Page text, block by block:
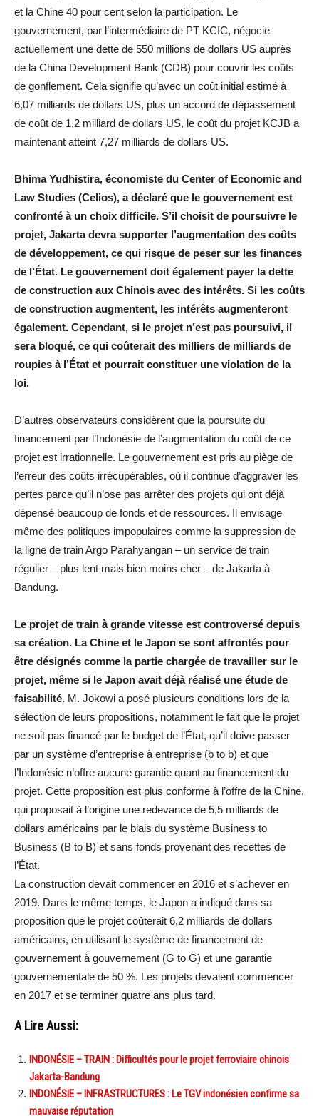
et la Chine 40 pour cent selon la participation. Le
gouvernement, par l’intermédiaire de PT KCIC, négocie
actuellement une dette de 550 millions de dollars US auprès
de la China Development Bank (CDB) pour couvrir les coûts
de gonflement. Cela signifie qu’avec un coût initial estimé à
6,07 milliards de dollars US, plus un accord de dépassement
de coût de 1,2 milliard de dollars US, le coût du projet KCJB a
maintenant atteint 7,27 milliards de dollars US.
Bhima Yudhistira, économiste du Center of Economic and
Law Studies (Celios), a déclaré que le gouvernement est
confronté à un choix difficile. S’il choisit de poursuivre le
projet, Jakarta devra supporter l’augmentation des coûts
de développement, ce qui risque de peser sur les finances
de l’État. Le gouvernement doit également payer la dette
de construction aux Chinois avec des intérêts. Si les coûts
de construction augmentent, les intérêts augmenteront
également. Cependant, si le projet n’est pas poursuivi, il
sera bloqué, ce qui coûterait des milliers de milliards de
roupies à l’État et pourrait constituer une violation de la
loi.
D’autres observateurs considèrent que la poursuite du
financement par l’Indonésie de l’augmentation du coût de ce
projet est irrationnelle. Le gouvernement est pris au piège de
l’erreur des coûts irrécupérables, où il continue d’aggraver les
pertes parce qu’il n’ose pas arrêter des projets qui ont déjà
dépensé beaucoup de fonds et de ressources. Il envisage
même des politiques impopulaires comme la suppression de
la ligne de train Argo Parahyangan – un service de train
régulier – plus lent mais bien moins cher – de Jakarta à
Bandung.
Le projet de train à grande vitesse est controversé depuis
sa création. La Chine et le Japon se sont affrontés pour
être désignés comme la partie chargée de travailler sur le
projet, même si le Japon avait déjà réalisé une étude de
faisabilité. M. Jokowi a posé plusieurs conditions lors de la
sélection de leurs propositions, notamment le fait que le projet
ne soit pas financé par le budget de l’État, qu’il doive passer
par un système d’entreprise à entreprise (b to b) et que
l’Indonésie n’offre aucune garantie quant au financement du
projet. Cette proposition est plus conforme à l’offre de la Chine,
qui proposait à l’origine une redevance de 5,5 milliards de
dollars américains par le biais du système Business to
Business (B to B) et sans fonds provenant des recettes de
l’État.
La construction devait commencer en 2016 et s’achever en
2019. Dans le même temps, le Japon a indiqué dans sa
proposition que le projet coûterait 6,2 milliards de dollars
américains, en utilisant le système de financement de
gouvernement à gouvernement (G to G) et une garantie
gouvernementale de 50 %. Les projets devaient commencer
en 2017 et se terminer quatre ans plus tard.
A Lire Aussi:
INDONÉSIE – TRAIN : Difficultés pour le projet ferroviaire chinois
Jakarta-Bandung
INDONÉSIE – INFRASTRUCTURES : Le TGV indonésien confirme sa
mauvaise réputation